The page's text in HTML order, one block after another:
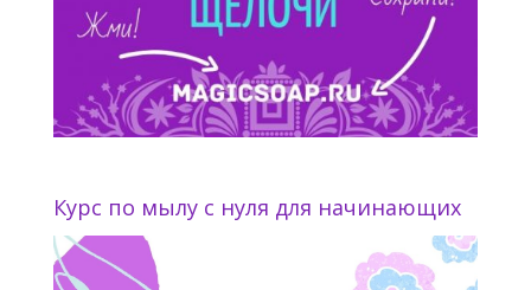
Курс по мылу с нуля для начинающих